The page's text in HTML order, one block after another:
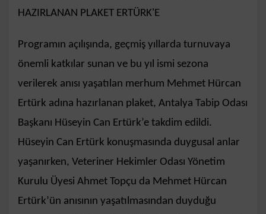
HAZIRLANAN PLAKET ERTÜRK'E
Programın açılışında, geçmiş yıllarda turnuvaya
önemli katkılar sunan ve bu yıl ismi sezona
verilerek anısı yaşatılan merhum Mehmet Hürcan
Ertürk adına hazırlanan plaket, Antalya Tabip Odası
Başkanı Hüseyin Can Ertürk’e takdim edildi.
Hüseyin Can Ertürk konuşmasında duygusal anlar
yaşanırken, Veteriner Hekimler Odası Yönetim
Kurulu Üyesi Ahmet Topçu da Mehmet Hürcan
Ertürk’ün anısının yaşatılmasından duyduğu